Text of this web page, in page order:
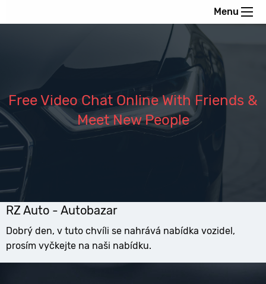
Menu
Free Video Chat Online With Friends &
Meet New People
RZ Auto - Autobazar
Dobrý den, v tuto chvíli se nahrává nabídka vozidel,
prosím vyčkejte na naši nabídku.